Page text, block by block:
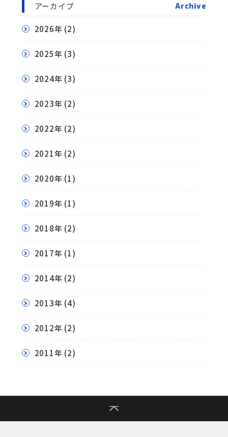
アーカイブ Archive
2026年 (2)
2025年 (3)
2024年 (3)
2023年 (2)
2022年 (2)
2021年 (2)
2020年 (1)
2019年 (1)
2018年 (2)
2017年 (1)
2014年 (2)
2013年 (4)
2012年 (2)
2011年 (2)